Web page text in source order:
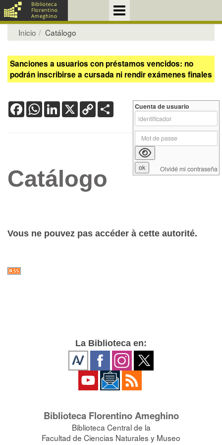
Inicio Catálogo
Sanciones a usuarios con préstamos vencidos: no
podrán inscribirse a cursada ni rendir exámenes finales
FacebookWhatsApp
LinkedIn
X Copy
Link
Catálogo
Vous ne pouvez pas accéder à cette autorité.
Cuenta de usuario
Olvidé mi contraseña
La Biblioteca en:
Biblioteca Florentino Ameghino
Biblioteca Central de la
Facultad de Ciencias Naturales y Museo